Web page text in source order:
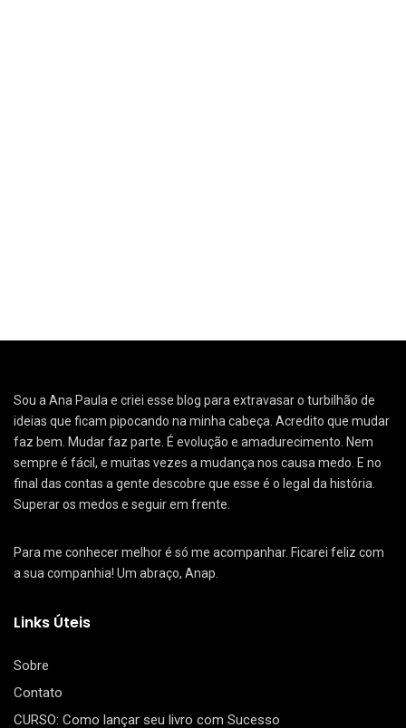
Sou a Ana Paula e criei esse blog para extravasar o turbilhão de
ideias que ficam pipocando na minha cabeça. Acredito que mudar
faz bem. Mudar faz parte. É evolução e amadurecimento. Nem
sempre é fácil, e muitas vezes a mudança nos causa medo. E no
final das contas a gente descobre que esse é o legal da história.
Superar os medos e seguir em frente.
Para me conhecer melhor é só me acompanhar. Ficarei feliz com
a sua companhia! Um abraço, Anap.
Links Úteis
Sobre
Contato
CURSO: Como lançar seu livro com Sucesso